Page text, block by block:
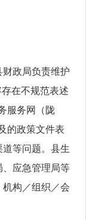
财政局负责维护
在不规范表述
服务网（陇
的政策文件表
等问题。县生
、应急管理局等
构／组织／会